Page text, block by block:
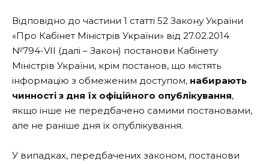
Відповідно до частини 1 статті 52 Закону України
«Про Кабінет Міністрів України» від 27.02.2014
№794-VII (далі – Закон) постанови Кабінету
Міністрів України, крім постанов, що містять
інформацію з обмеженим доступом, набирають
чинності з дня їх офіційного опублікування,
якщо інше не передбачено самими постановами,
але не раніше дня їх опублікування.
У випадках, передбачених законом, постанови